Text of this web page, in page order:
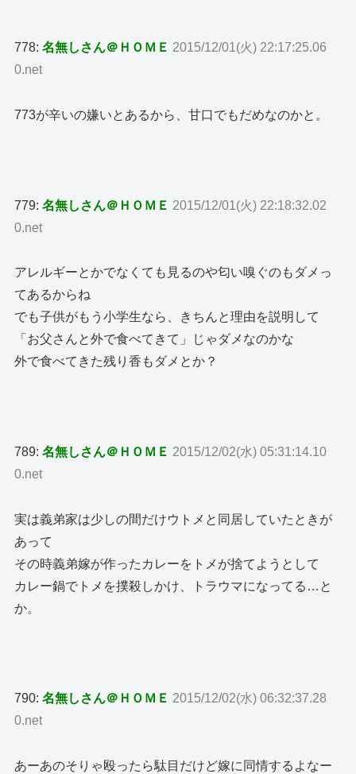
778:名無しさん＠ＨＯＭＥ 2015/12/01(火) 22:17:25.06
0.net
773が辛いの嫌いとあるから、甘口でもだめなのかと。
779:名無しさん＠ＨＯＭＥ 2015/12/01(火) 22:18:32.02
0.net
アレルギーとかでなくても見るのや匂い嗅ぐのもダメっ
てあるからね
でも子供がもう小学生なら、きちんと理由を説明して
「お父さんと外で食べてきて」じゃダメなのかな
外で食べてきた残り香もダメとか？
789:名無しさん＠ＨＯＭＥ 2015/12/02(水) 05:31:14.10
0.net
実は義弟家は少しの間だけウトメと同居していたときが
あって
その時義弟嫁が作ったカレーをトメが捨てようとして
カレー鍋でトメを撲殺しかけ、トラウマになってる…と
か。
790:名無しさん＠ＨＯＭＥ 2015/12/02(水) 06:32:37.28
0.net
あーあのそりゃ殴ったら駄目だけど嫁に同情するよなー